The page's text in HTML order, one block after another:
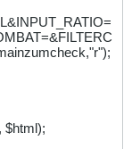
$html);